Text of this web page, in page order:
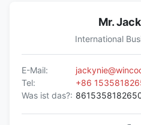
Mr.
International
E-Mail:
Tel:
+86
Was ist das?: